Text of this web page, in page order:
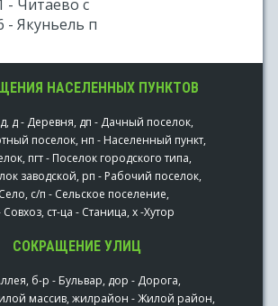
- Читаево с
- Якуньель п
НАСЕЛЕННЫХ ПУНКТОВ
д - Деревня, дп - Дачный поселок,
поселок, нп - Населенный пункт,
пгт - Поселок городского типа,
заводской, рп - Рабочий поселок,
с/п - Сельское поселение,
Совхоз, ст-ца - Станица, х -Хутор
СОКРАЩЕНИЕ УЛИЦ
б-р - Бульвар, дор - Дорога,
массив, жилрайон - Жилой район,